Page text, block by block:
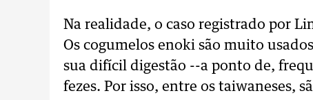
Na realidade, o caso registrado por
Os cogumelos enoki são muito
sua difícil digestão --a ponto de,
fezes. Por isso, entre os taiwaneses,